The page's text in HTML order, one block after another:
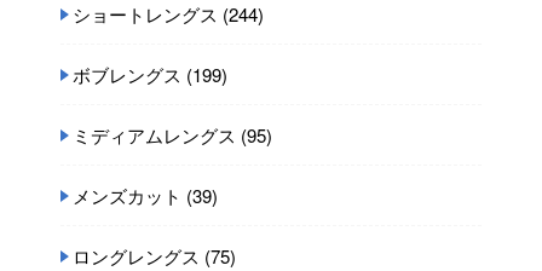
ショートレングス (244)
ボブレングス (199)
ミディアムレングス (95)
メンズカット (39)
ロングレングス (75)